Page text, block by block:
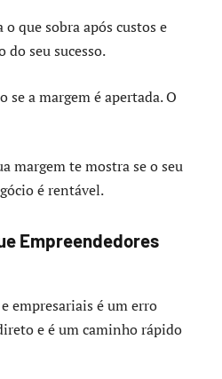
que sobra após custos e
seu sucesso.
a margem é apertada. O
margem te mostra se o seu
é rentável.
Empreendedores
empresariais é um erro
e é um caminho rápido